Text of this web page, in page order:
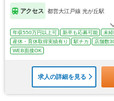
アクセス 都営大江戸線 光が丘駅
年収550万円以上可 新卒も応募可能 未
産休・育休取得実績有り
駅チカ 店舗数
WEB面接OK
求人の詳細を見る